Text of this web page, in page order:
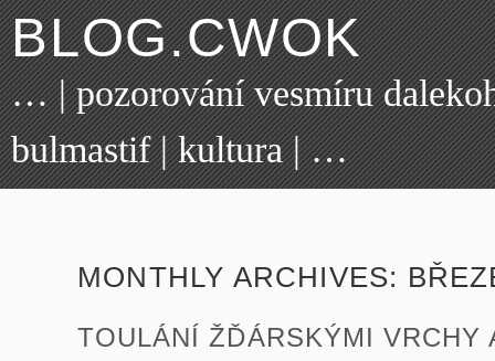
BLOG.CWOK
… | pozorování vesmíru
bulmastif | kultura | …
MONTHLY ARCHIVES:
TOULÁNÍ ŽĎÁRSKÝMI VRCHY